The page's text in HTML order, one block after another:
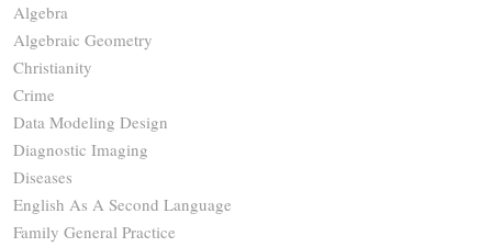
Algebra
Algebraic Geometry
Christianity
Crime
Data Modeling Design
Diagnostic Imaging
Diseases
English As A Second Language
Family General Practice